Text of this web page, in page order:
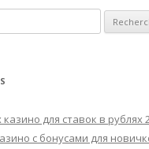
для ставок в рублях
с бонусами для